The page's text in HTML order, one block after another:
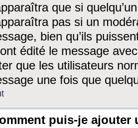
que si
pas si un
bien qu’ils
édité le message
que les utilisateurs
une fois que
puis-je ajouter